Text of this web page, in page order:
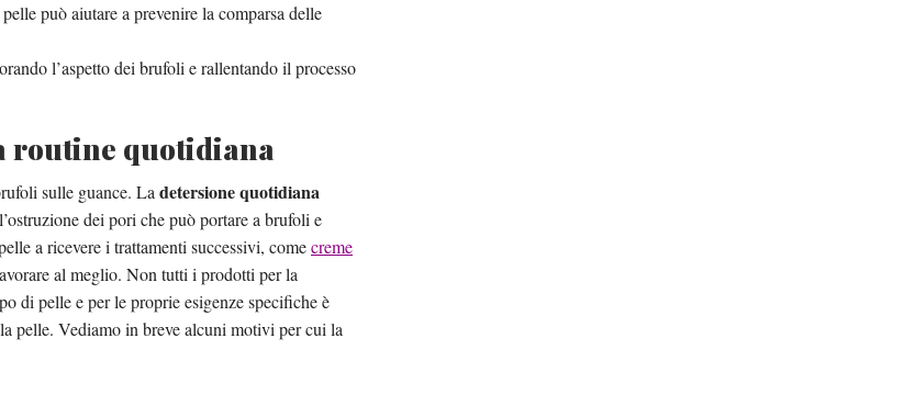
può aiutare a prevenire la comparsa delle
l’aspetto dei brufoli e rallentando il processo
routine quotidiana
sulle guance. Ladetersione quotidiana
dei pori che può portare a brufoli e
a ricevere i trattamenti successivi, comecreme
al meglio. Non tutti i prodotti per la
di pelle e per le proprie esigenze specifiche è
pelle. Vediamo in breve alcuni motivi per cui la